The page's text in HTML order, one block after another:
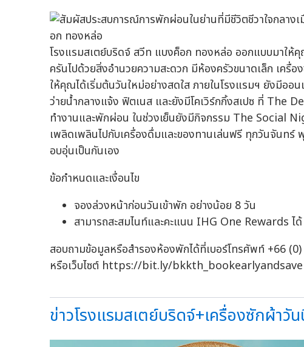
โรงแรมสเตย์บริดจ์ สวีท แบงค็อก ทองหล่อ ออกแบบมาให้
ครันไปด้วยสิ่งอำนวยความสะดวก มีห้องครัวขนาดเล็ก เครื่
ให้คุณได้เริ่มต้นวันใหม่อย่างสดใส ภายในโรงแรมฯ ยังมีออ
ว่ายน้ำกลางแจ้ง ฟิตเนส และยังมีโคเวิร์กกิ้งสเปซ ที่ The
ทำงานและพักผ่อน ในช่วงเย็นยังมีกิจกรรม The Social
เพลิดเพลินไปกับเครื่องดื่มและของทานเล่นฟรี ทุกวันจันทร์
อบอุ่นเป็นกันเอง
ข้อกำหนดและเงื่อนไข
จองล่วงหน้าก่อนวันเข้าพัก อย่างน้อย 8 วัน
สามารถสะสมไนท์และคะแนน IHG One Rewards ได้
สอบถามข้อมูลหรือสำรองห้องพักได้ที่เบอร์โทรศัพท์ +66
หรือเว็บไซต์ https://bit.ly/bkkth_bookearlyandsave
ข่าวโรงแรมสเตย์บริดจ์+เครื่องซักผ้าวั